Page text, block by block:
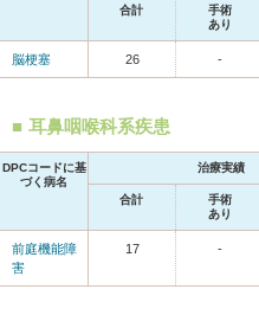
合計
手術
あり
脳梗塞 26 -
耳鼻咽喉科系疾患
DPCコードに基
づく病名
治療実績
合計
手術
あり
前庭機能障
害
17 -